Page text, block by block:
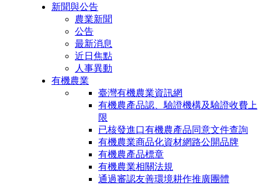
新聞與公告
農業新聞
公告
最新消息
近日焦點
人事異動
有機農業
臺灣有機農業資訊網
有機農產品認、驗證機構及驗證收費上
限
已核發進口有機農產品同意文件查詢
有機農業商品化資材網路公開品牌
有機農產品標章
有機農業相關法規
通過審認友善環境耕作推廣團體